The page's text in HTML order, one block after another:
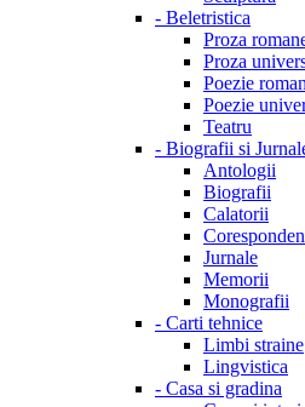
- Beletristica
Proza
Proza
Poezie
Poezie
Teatru
- Biografii si
Antologii
Biografii
Calatorii
Jurnale
Memorii
Monografii
- Carti tehnice
Limbi straine
Lingvistica
- Casa si gradina